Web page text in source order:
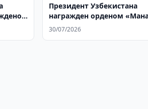
Президент Узбекистана
награжден орденом
степени
30/07/2026